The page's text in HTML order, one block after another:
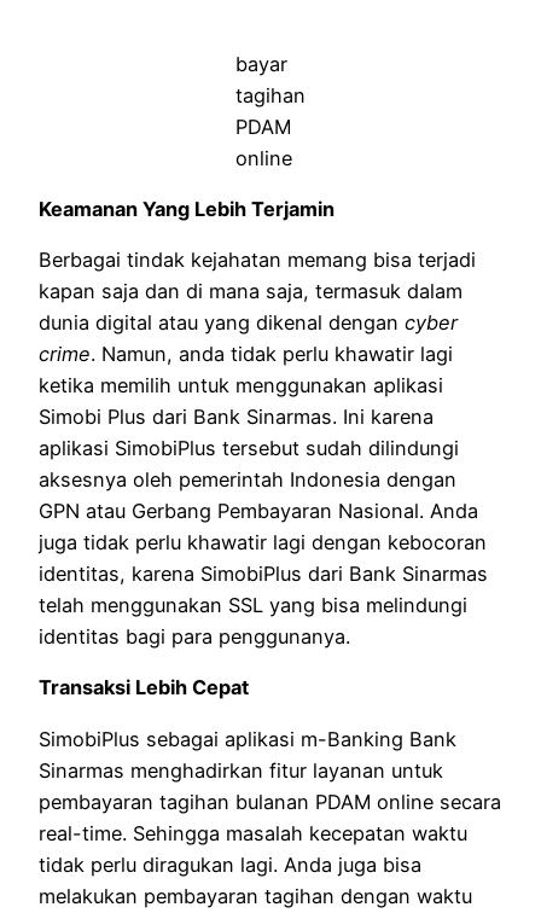
bayar
tagihan
PDAM
online
Keamanan Yang Lebih Terjamin
Berbagai tindak kejahatan memang bisa terjadi
kapan saja dan di mana saja, termasuk dalam
dunia digital atau yang dikenal dengan cyber
crime. Namun, anda tidak perlu khawatir lagi
ketika memilih untuk menggunakan aplikasi
Simobi Plus dari Bank Sinarmas. Ini karena
aplikasi SimobiPlus tersebut sudah dilindungi
aksesnya oleh pemerintah Indonesia dengan
GPN atau Gerbang Pembayaran Nasional. Anda
juga tidak perlu khawatir lagi dengan kebocoran
identitas, karena SimobiPlus dari Bank Sinarmas
telah menggunakan SSL yang bisa melindungi
identitas bagi para penggunanya.
Transaksi Lebih Cepat
SimobiPlus sebagai aplikasi m-Banking Bank
Sinarmas menghadirkan fitur layanan untuk
pembayaran tagihan bulanan PDAM online secara
real-time. Sehingga masalah kecepatan waktu
tidak perlu diragukan lagi. Anda juga bisa
melakukan pembayaran tagihan dengan waktu